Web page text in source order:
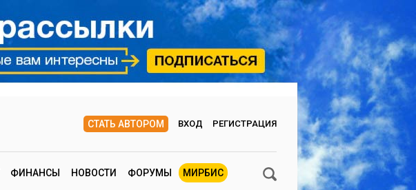
СТАТЬ АВТОРОМ ВХОД РЕГИСТРАЦИЯ
ФИНАНСЫ НОВОСТИ ФОРУМЫ МИРБИС